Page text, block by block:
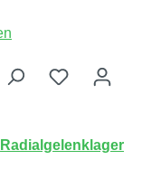
Radialgelenklager